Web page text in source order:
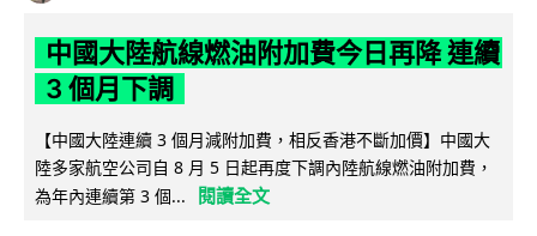
中國大陸航線燃油附加費今日再降 連續
3 個月下調
【中國大陸連續 3 個月減附加費，相反香港不斷加價】中國大
陸多家航空公司自 8 月 5 日起再度下調內陸航線燃油附加費，
為年內連續第 3 個...
閱讀全文